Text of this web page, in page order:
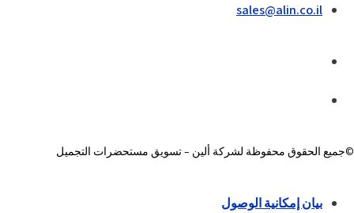
sales@alin.co.il
©جميع الحقوق محفوظة لشركة ألين – تسويق مستحضرات التجميل
بيان إمكانية الوصول